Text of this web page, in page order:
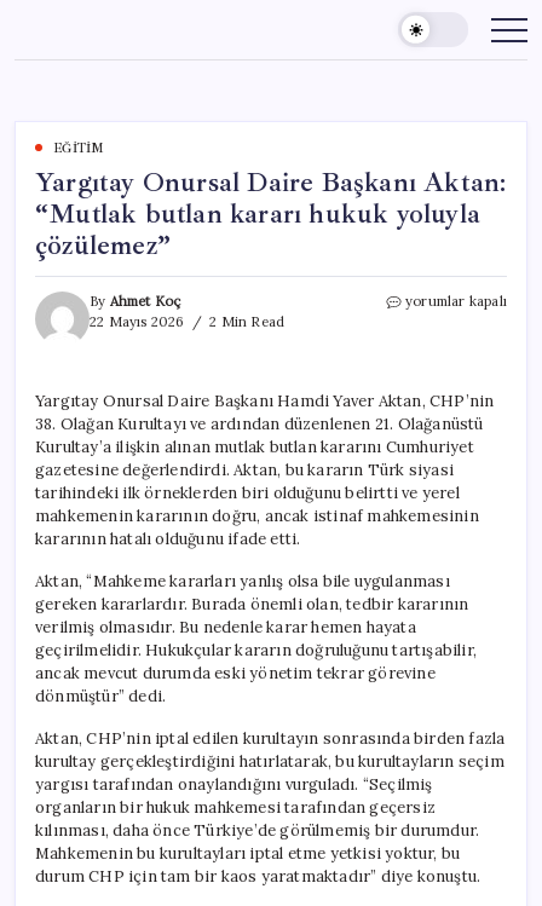
content
EĞITIM
Yargıtay Onursal Daire Başkanı Aktan:
“Mutlak butlan kararı hukuk yoluyla
çözülemez”
By Ahmet Koç
22 Mayıs 2026
2 Min Read
Yargıtay
“Mutlak
butlan
kararı
hukuk
yoluyla
çözülemez”
için
yorumlar kapalı
Yargıtay Onursal Daire Başkanı Hamdi Yaver Aktan, CHP’nin
38. Olağan Kurultayı ve ardından düzenlenen 21. Olağanüstü
Kurultay’a ilişkin alınan mutlak butlan kararını Cumhuriyet
gazetesine değerlendirdi. Aktan, bu kararın Türk siyasi
tarihindeki ilk örneklerden biri olduğunu belirtti ve yerel
mahkemenin kararının doğru, ancak istinaf mahkemesinin
kararının hatalı olduğunu ifade etti.
Aktan, “Mahkeme kararları yanlış olsa bile uygulanması
gereken kararlardır. Burada önemli olan, tedbir kararının
verilmiş olmasıdır. Bu nedenle karar hemen hayata
geçirilmelidir. Hukukçular kararın doğruluğunu tartışabilir,
ancak mevcut durumda eski yönetim tekrar görevine
dönmüştür” dedi.
Aktan, CHP’nin iptal edilen kurultayın sonrasında birden fazla
kurultay gerçekleştirdiğini hatırlatarak, bu kurultayların seçim
yargısı tarafından onaylandığını vurguladı. “Seçilmiş
organların bir hukuk mahkemesi tarafından geçersiz
kılınması, daha önce Türkiye’de görülmemiş bir durumdur.
Mahkemenin bu kurultayları iptal etme yetkisi yoktur, bu
durum CHP için tam bir kaos yaratmaktadır” diye konuştu.